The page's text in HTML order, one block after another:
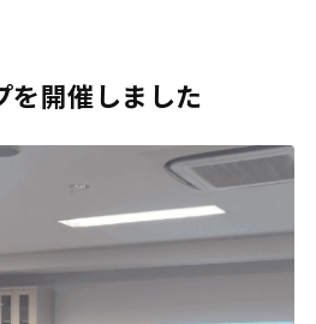
を開催しました